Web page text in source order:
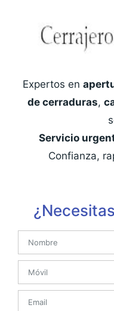
Expertos en
de cerraduras,
Servicio
Confianza,